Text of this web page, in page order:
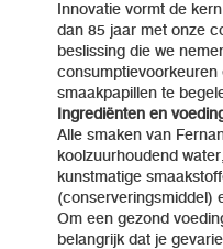
Innovatie vormt de
dan 85 jaar met onze
beslissing die we
consumptievoorkeuren
smaakpapillen te
Ingrediënten en
Alle smaken van
koolzuurhoudend
kunstmatige
(conserveringsmiddel)
Om een gezond
belangrijk dat je